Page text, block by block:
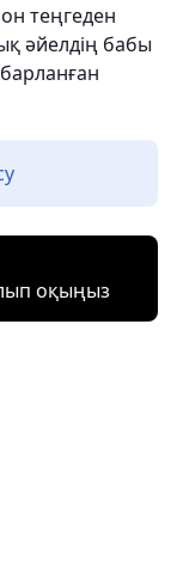
теңгеден
әйелдің бабы
оқыңыз